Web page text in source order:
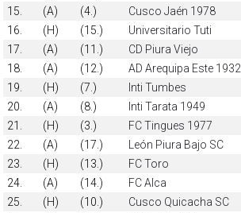
15.
(A) (4.) Cusco Jaén 1978
16.
(H) (15.) Universitario Tuti
17.
(A) (11.) CD Piura Viejo
18.
(A) (12.) AD Arequipa Este 1932
19.
(H) (7.) Inti Tumbes
20.
(A) (8.) Inti Tarata 1949
21.
(H) (3.) FC Tingues 1977
22.
(A) (17.) León Piura Bajo SC
23.
(H) (13.) FC Toro
24.
(A) (14.) FC Alca
25.
(H) (10.) Cusco Quicacha SC